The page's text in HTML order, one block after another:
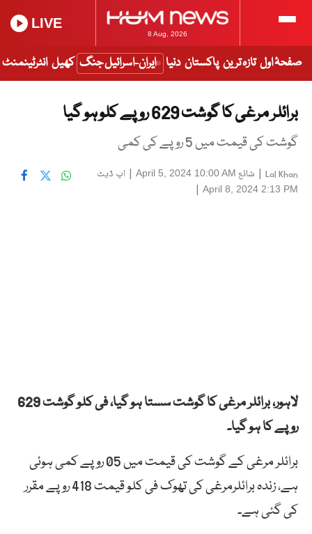
8 Aug, 2026
LIVE
صفحۂ اول تازہ ترین پاکستان دنیا ایران-اسرائیل جنگ کھیل انٹرٹینمنٹ
برائلر مرغی کا گوشت 629 روپے کلو ہو گیا
گوشت کی قیمت میں 5 روپے کی کمی
Lal Khan
| شائع April 5, 2024 10:00 AM
| اپ ڈیٹ
April 8, 2024 2:13 PM
|
لاہور، برائلر مرغی کا گوشت سستا ہو گیا، فی کلو گوشت 629
روپے کا ہو گیا۔
برائلر مرغی کے گوشت کی قیمت میں 05 روپے کمی ہوئی
ہے، زندہ برائلرمرغی کی تھوک فی کلو قیمت 418 روپے مقرر
کی گئی ہے۔